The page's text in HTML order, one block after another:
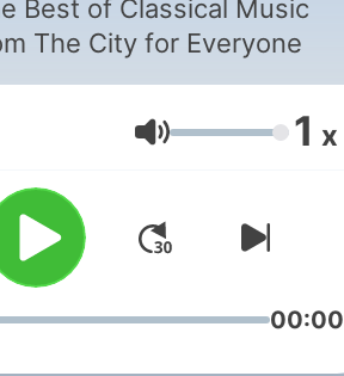
Best of Classical Music
The City for Everyone
Głośność 1 x
00:00